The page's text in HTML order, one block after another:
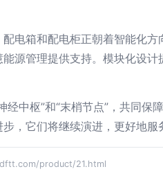
电箱和配电柜正朝着智能化
源管理提供支持。模块化设
经中枢”和“末梢节点”，共同
，它们将继续演进，更好地服
product/21.html